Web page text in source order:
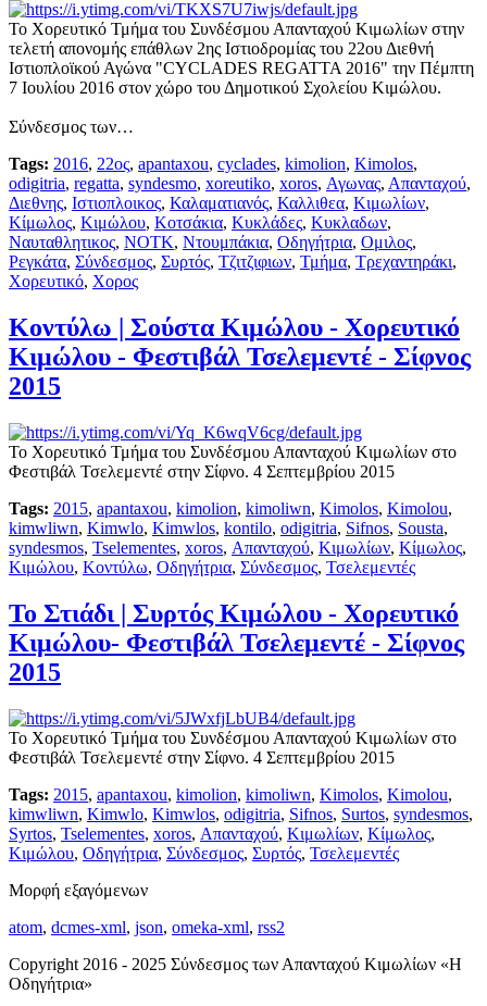
Το Χορευτικό Τμήμα του Συνδέσμου Απανταχού Κιμωλίων στην
τελετή απονομής επάθλων 2ης Ιστιοδρομίας του 22ου Διεθνή
Ιστιοπλοϊκού Αγώνα "CYCLADES REGATTA 2016" την Πέμπτη
7 Ιουλίου 2016 στον χώρο του Δημοτικού Σχολείου Κιμώλου.
Σύνδεσμος των…
Tags: 2016, 22ος, apantaxou, cyclades, kimolion, Kimolos,
odigitria, regatta, syndesmo, xoreutiko, xoros, Αγωνας, Απανταχού,
Διεθνης, Ιστιοπλοικος, Καλαματιανός, Καλλιθεα, Κιμωλίων,
Κίμωλος, Κιμώλου, Κοτσάκια, Κυκλάδες, Κυκλαδων,
Ναυταθλητικος, ΝΟΤΚ, Ντουμπάκια, Οδηγήτρια, Ομιλος,
Ρεγκάτα, Σύνδεσμος, Συρτός, Τζιτζιφιων, Τμήμα, Τρεχαντηράκι,
Χορευτικό, Χορος
Κοντύλω | Σούστα Κιμώλου - Χορευτικό
Κιμώλου - Φεστιβάλ Τσελεμεντέ - Σίφνος
2015
Το Χορευτικό Τμήμα του Συνδέσμου Απανταχού Κιμωλίων στο
Φεστιβάλ Τσελεμεντέ στην Σίφνο. 4 Σεπτεμβρίου 2015
Tags: 2015, apantaxou, kimolion, kimoliwn, Kimolos, Kimolou,
kimwliwn, Kimwlo, Kimwlos, kontilo, odigitria, Sifnos, Sousta,
syndesmos, Tselementes, xoros, Απανταχού, Κιμωλίων, Κίμωλος,
Κιμώλου, Κοντύλω, Οδηγήτρια, Σύνδεσμος, Τσελεμεντές
Το Στιάδι | Συρτός Κιμώλου - Χορευτικό
Κιμώλου- Φεστιβάλ Τσελεμεντέ - Σίφνος
2015
Το Χορευτικό Τμήμα του Συνδέσμου Απανταχού Κιμωλίων στο
Φεστιβάλ Τσελεμεντέ στην Σίφνο. 4 Σεπτεμβρίου 2015
Tags: 2015, apantaxou, kimolion, kimoliwn, Kimolos, Kimolou,
kimwliwn, Kimwlo, Kimwlos, odigitria, Sifnos, Surtos, syndesmos,
Syrtos, Tselementes, xoros, Απανταχού, Κιμωλίων, Κίμωλος,
Κιμώλου, Οδηγήτρια, Σύνδεσμος, Συρτός, Τσελεμεντές
Μορφή εξαγόμενων
atom, dcmes-xml, json, omeka-xml, rss2
Copyright 2016 - 2025 Σύνδεσμος των Απανταχού Κιμωλίων «Η
Οδηγήτρια»